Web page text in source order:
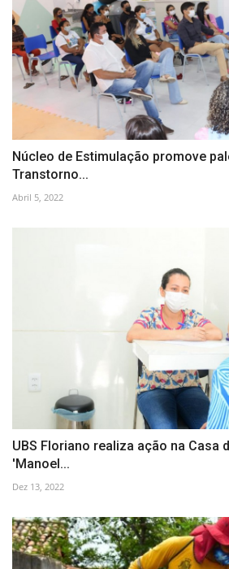
Núcleo de Estimulação promove
Transtorno...
Abril 5, 2022
UBS Floriano realiza ação na Casa
'Manoel...
Dez 13, 2022